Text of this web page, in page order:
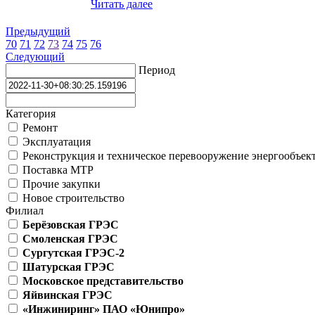
Читать далее
Предыдущий
70 71 72 73 74 75 76
Следующий
Период
Категория
Ремонт
Эксплуатация
Реконструкция и техническое перевооружение
Поставка МТР
Прочие закупки
Новое строительство
Филиал
Берёзовская ГРЭС
Смоленская ГРЭС
Сургутская ГРЭС-2
Шатурская ГРЭС
Московское представительство
Яйвинская ГРЭС
«Инжиниринг» ПАО «Юнипро»